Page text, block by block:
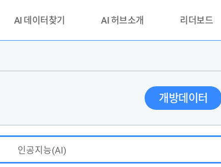
AI 데이터찾기
기관 제공 데이터
AI 허브소개
안심존이란?
리더보드
개방데이터